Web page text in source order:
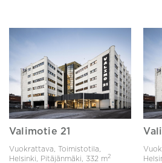
Valimotie 21
Vuokrattava, Toimistotila,
Helsinki, Pitäjänmäki, 332 m2